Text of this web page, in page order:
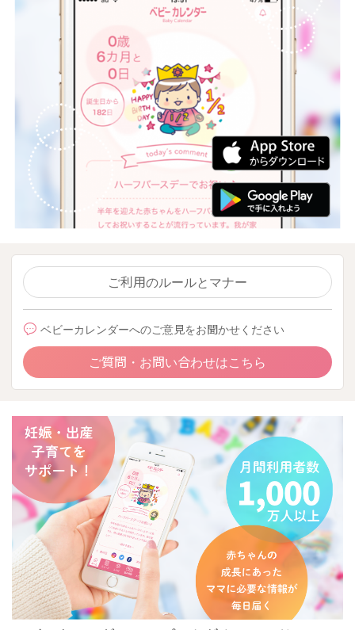
ご利用のルールとマナー
ベビーカレンダーへのご意見をお聞かせください
ご質問・お問い合わせはこちら